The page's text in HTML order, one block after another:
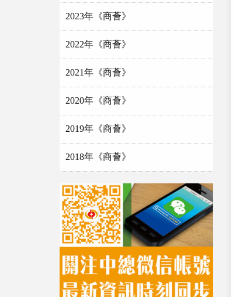
2023年《商薈》
2022年《商薈》
2021年《商薈》
2020年《商薈》
2019年《商薈》
2018年《商薈》